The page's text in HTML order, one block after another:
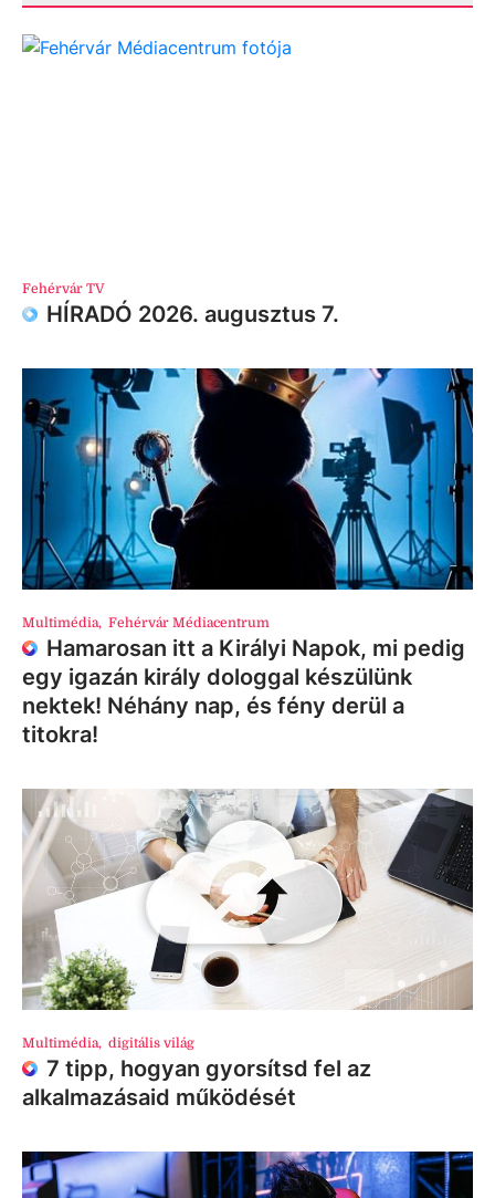
Fehérvár TV
HÍRADÓ 2026. augusztus 7.
Multimédia, Fehérvár Médiacentrum
Hamarosan itt a Királyi Napok, mi pedig
egy igazán király dologgal készülünk
nektek! Néhány nap, és fény derül a
titokra!
Multimédia, digitális világ
7 tipp, hogyan gyorsítsd fel az
alkalmazásaid működését